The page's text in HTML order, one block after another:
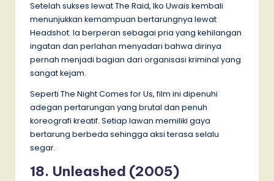
Setelah sukses lewat The Raid, Iko Uwais kembali
menunjukkan kemampuan bertarungnya lewat
Headshot. Ia berperan sebagai pria yang kehilangan
ingatan dan perlahan menyadari bahwa dirinya
pernah menjadi bagian dari organisasi kriminal yang
sangat kejam.
Seperti The Night Comes for Us, film ini dipenuhi
adegan pertarungan yang brutal dan penuh
koreografi kreatif. Setiap lawan memiliki gaya
bertarung berbeda sehingga aksi terasa selalu
segar.
18. Unleashed (2005)